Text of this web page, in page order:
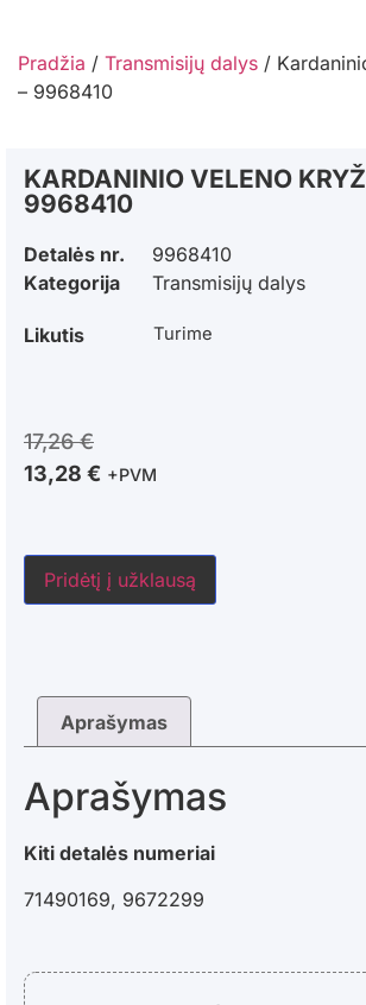
Pradžia / Transmisijų dalys /
– 9968410
KARDANINIO VELENO
9968410
Detalės nr.
9968410
Kategorija
Transmisijų dalys
Likutis Turime
17,26€
13,28 € +PVM
Pridėtį į užklausą
Aprašymas
Aprašymas
Kiti detalės numeriai
71490169, 9672299